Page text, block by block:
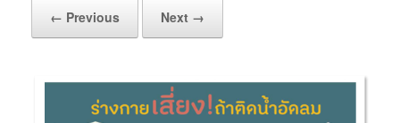
← Previous Next →